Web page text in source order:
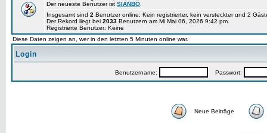
Der neueste Benutzer ist SIANBÖ
Insgesamt sind 2 Benutzer online: Kein registrierter, kein versteckter und 2
Der Rekord liegt bei 2033 Benutzern am Mi Mai 06, 2026 9:42 pm.
Registrierte Benutzer: Keine
Diese Daten zeigen an, wer in den letzten 5 Minuten online war.
Login
Benutzername: Passwort:
Neue Beiträge